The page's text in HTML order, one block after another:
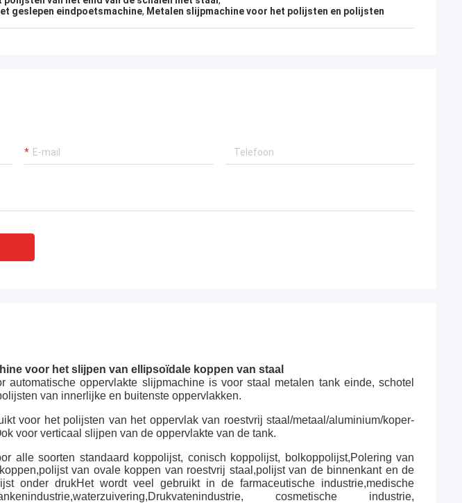
geslepen eindpoetsmachine, Metalen slijpmachine voor het polijsten en polijsten
voor het slijpen van ellipsoïdale koppen van staal
automatische oppervlakte slijpmachine is voor staal metalen tank einde, schotel
van innerlijke en buitenste oppervlakken.
voor het polijsten van het oppervlak van roestvrij staal/metaal/aluminium/koper-
voor verticaal slijpen van de oppervlakte van de tank.
alle soorten standaard koppolijst, conisch koppolijst, bolkoppolijst,Polering van
van ovale koppen van roestvrij staal,polijst van de binnenkant en de
onder drukHet wordt veel gebruikt in de farmaceutische industrie,medische
Drukvatenindustrie, cosmetische industrie,